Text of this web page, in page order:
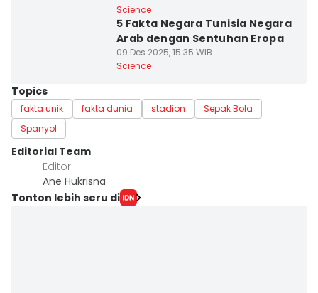
Science
5 Fakta Negara Tunisia Negara
Arab dengan Sentuhan Eropa
09 Des 2025, 15:35 WIB
Science
Topics
fakta unik fakta dunia stadion
Sepak Bola
Spanyol
Editorial Team
Editor
Ane Hukrisna
Tonton lebih seru di